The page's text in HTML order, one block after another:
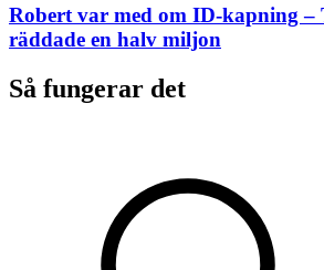
Robert var med om ID-kapning –
räddade en halv miljon
Så fungerar det